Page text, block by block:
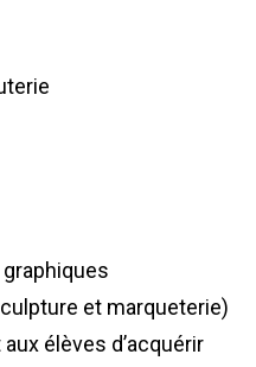
et marqueterie)
élèves d’acquérir